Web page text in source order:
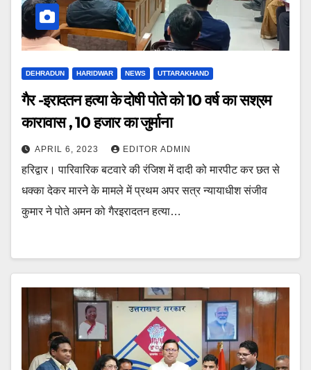
DEHRADUN HARIDWAR NEWS UTTARAKHAND
गैर -इरादतन हत्या के दोषी पोते को 10 वर्ष का सश्रम
कारावास , 10 हजार का जुर्माना
APRIL 6, 2023 EDITOR ADMIN
हरिद्वार। पारिवारिक बटवारे की रंजिश में दादी को मारपीट कर छत से
धक्का देकर मारने के मामले में प्रथम अपर सत्र न्यायाधीश संजीव
कुमार ने पोते अमन को गैरइरादतन हत्या…